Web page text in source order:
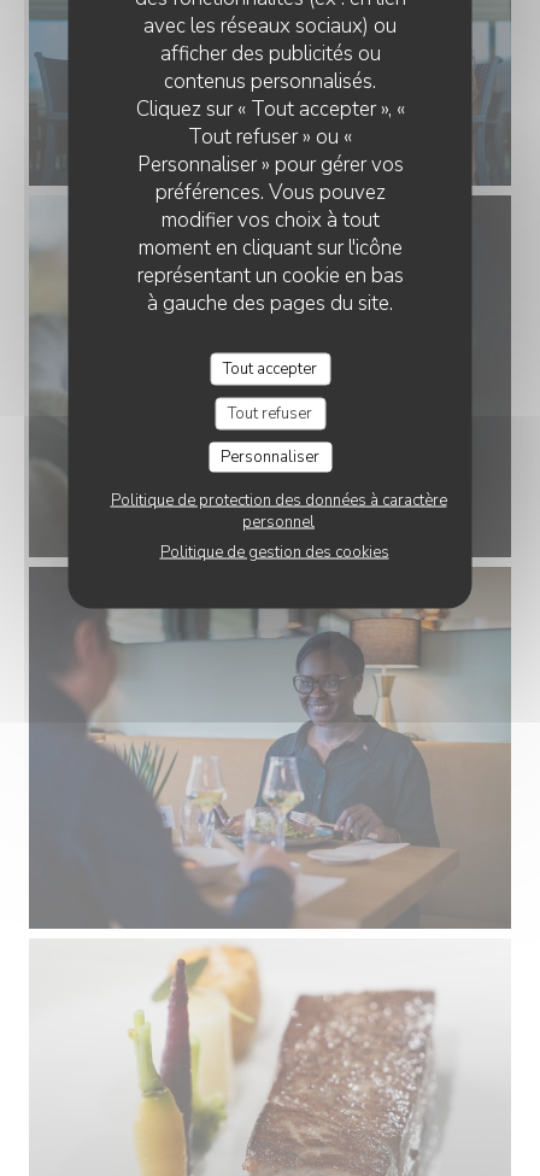
avec les réseaux sociaux) ou
afficher des publicités ou
contenus personnalisés.
Cliquez sur « Tout accepter », «
Tout refuser » ou «
Personnaliser » pour gérer vos
préférences. Vous pouvez
modifier vos choix à tout
moment en cliquant sur l'icône
représentant un cookie en bas
à gauche des pages du site.
Tout accepter
Tout refuser
Personnaliser
Politique de protection des données à caractère
personnel
Politique de gestion des cookies
UM SCHEIERHAFF - BISTRO & VIEW